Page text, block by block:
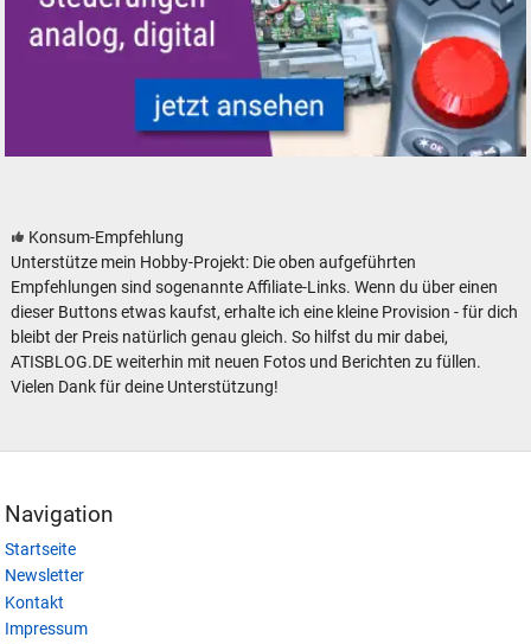
Konsum-Empfehlung
Unterstütze mein Hobby-Projekt: Die oben aufgeführten
Empfehlungen sind sogenannte Affiliate-Links. Wenn du über einen
dieser Buttons etwas kaufst, erhalte ich eine kleine Provision - für dich
bleibt der Preis natürlich genau gleich. So hilfst du mir dabei,
ATISBLOG.DE weiterhin mit neuen Fotos und Berichten zu füllen.
Vielen Dank für deine Unterstützung!
Navigation
Startseite
Newsletter
Kontakt
Impressum